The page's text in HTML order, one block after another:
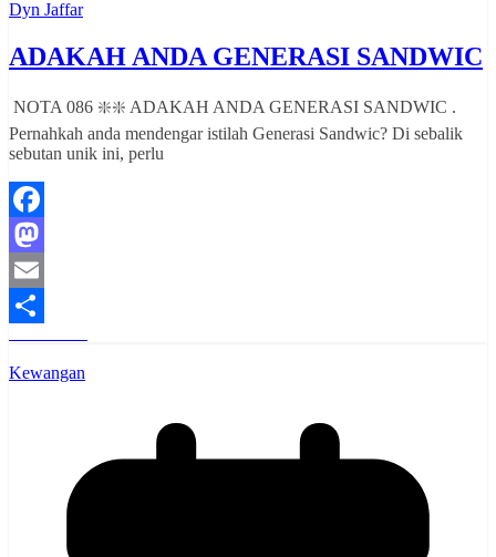
Dyn Jaffar
ADAKAH ANDA GENERASI SANDWIC
NOTA 086 ❇️❇️ ADAKAH ANDA GENERASI SANDWIC .
Pernahkah anda mendengar istilah Generasi Sandwic? Di sebalik
sebutan unik ini, perlu
Facebook
Mastodon
Email
Share
Kewangan